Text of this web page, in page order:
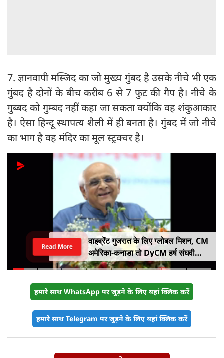
7. ज्ञानवापी मस्जिद का जो मुख्‍य गुंबद है उसके नीचे भी एक
गुंबद है दोनों के बीच करीब 6 से 7 फुट की गैप है। नीचे के
गुब्बद को गुम्बद नहीं कहा जा सकता क्योंकि वह शंकुआकार
है। ऐसा हिन्दू स्थापत्य शैली में ही बनता है। गुंबद में जो नीचे
का भाग है वह मंदिर का मूल स्ट्रक्चर है।
वाइब्रेंट गुजरात के लिए ग्लोबल मिशन, CM
अमेरिका-कनाडा तो DyCM हर्ष संघवी
संभालेंगे जापान-यूरोप का मोर्चा
Read More
हमारे साथ WhatsApp पर जुड़ने के लिए यहां क्लिक करें
हमारे साथ Telegram पर जुड़ने के लिए यहां क्लिक करें